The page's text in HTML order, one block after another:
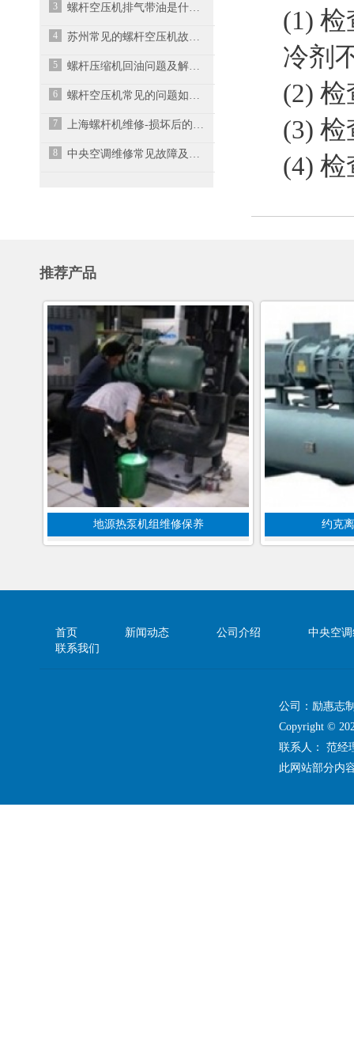
3 螺杆空压机排气带油是什么原因？
4 苏州常见的螺杆空压机故障维修方法
5 螺杆压缩机回油问题及解决方案
6 螺杆空压机常见的问题如何处理？
7 上海螺杆机维修-损坏后的螺杆空压机维修成本需
8 中央空调维修常见故障及解决措施
(1)
冷剂
(2)
(3)
(4)
推荐产品
地源热泵机组维修保养 约克
首页 新闻动态 公司介绍
中央空
联系我们
公司：励惠志
Copyright ©
联系人： 范
此网站部分内